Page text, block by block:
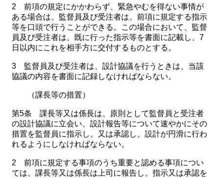
2 前項の規定にかかわらず、緊急やむを得ない事情が
ある場合は、監督員及び受注者は、前項に規定する指示
等を口頭で行うことができる。この場合において、監督
員及び受注者は、既に行った指示等を書面に記載し、7
日以内にこれを相手方に交付するものとする。
3 監督員及び受注者は、設計協議を行うときは、当該
協議の内容を書面に記録しなければならない。
（課長等の措置）
第5条 課長等又は係長は、原則として監督員と受注者
の設計協議に立会い、設計報告等について速やかにその
措置を監督員に指示し、又は承認し、設計が円滑に行わ
れるようにしなければならない。
2 前項に規定する事項のうち重要と認める事項につい
ては、課長等又は係長は上司に報告し、指示又は承認を